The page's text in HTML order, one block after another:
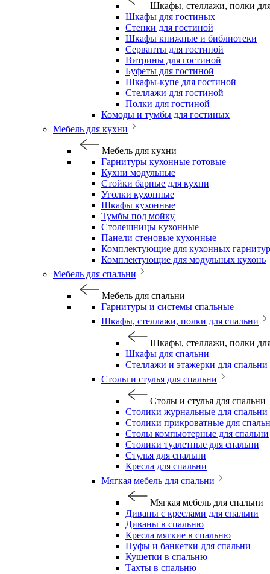
Шкафы, стеллажи, полки
Шкафы для гостиных
Стенки для гостиной
Шкафы книжные и библиотеки
Серванты для гостиной
Витрины для гостиной
Буфеты для гостиной
Шкафы-купе для гостиной
Стеллажи для гостиной
Полки для гостиной
Комоды и тумбы для гостиных
Мебель для кухни
Мебель для кухни
Гарнитуры кухонные готовые
Кухни модульные
Стойки барные для кухни
Уголки кухонные
Шкафы кухонные
Тумбы под мойку
Столешницы кухонные
Панели стеновые кухонные
Комплектующие для кухонных
Комплектующие для модульных кухонь
Мебель для спальни
Мебель для спальни
Гарнитуры и системы спальные
Шкафы, стеллажи, полки для спальни
Шкафы, стеллажи, полки
Шкафы для спальни
Стеллажи и этажерки для спальни
Столы и стулья для спальни
Столы и стулья для спальни
Столики журнальные для спальни
Столики прикроватные для
Столы компьютерные для спальни
Столики туалетные для спальни
Стулья для спальни
Кресла для спальни
Мягкая мебель для спальни
Мягкая мебель для спальни
Диваны с креслами для спальни
Диваны в спальню
Кресла мягкие в спальню
Пуфы и банкетки для спальни
Кушетки в спальню
Тахты в спальню